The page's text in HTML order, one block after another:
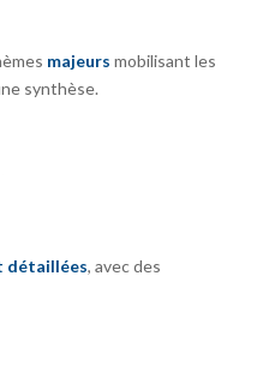
majeurs mobilisant les
synthèse.
détaillées, avec des